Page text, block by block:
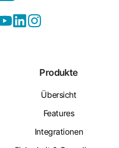
Produkte
Übersicht
Features
Integrationen